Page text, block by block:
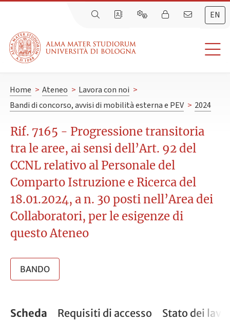
EN
Home > Ateneo > Lavora con noi >
Bandi di concorso, avvisi di mobilità esterna e PEV > 2024
Rif. 7165 - Progressione transitoria
tra le aree, ai sensi dell’Art. 92 del
CCNL relativo al Personale del
Comparto Istruzione e Ricerca del
18.01.2024, a n. 30 posti nell’Area dei
Collaboratori, per le esigenze di
questo Ateneo
BANDO
Scheda Requisiti di accesso Stato dei